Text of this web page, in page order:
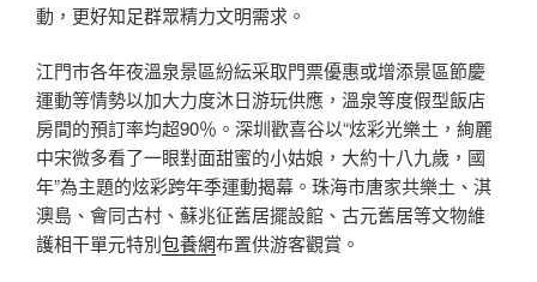
動，更好知足群眾精力文明需求。
江門市各年夜溫泉景區紛紜采取門票優惠或增添景區節慶
運動等情勢以加大力度沐日游玩供應，溫泉等度假型飯店
房間的預訂率均超90％。深圳歡喜谷以“炫彩光樂土，絢麗
中宋微多看了一眼對面甜蜜的小姑娘，大約十八九歲，國
年”為主題的炫彩跨年季運動揭幕。珠海市唐家共樂土、淇
澳島、會同古村、蘇兆征舊居擺設館、古元舊居等文物維
護相干單元特別包養網布置供游客觀賞。